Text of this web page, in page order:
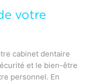
votre
cabinet dentaire
et le bien-être
personnel. En